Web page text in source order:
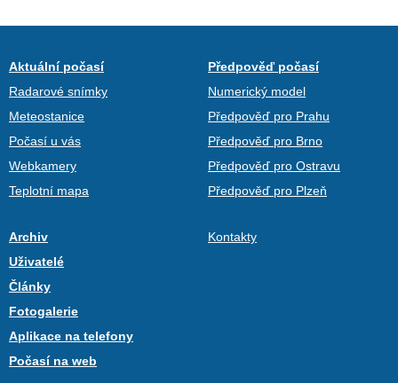
Aktuální počasí
Radarové snímky
Meteostanice
Počasí u vás
Webkamery
Teplotní mapa
Předpověď počasí
Numerický model
Předpověď pro Prahu
Předpověď pro Brno
Předpověď pro Ostravu
Předpověď pro Plzeň
Archiv
Uživatelé
Články
Fotogalerie
Aplikace na telefony
Počasí na web
Kontakty